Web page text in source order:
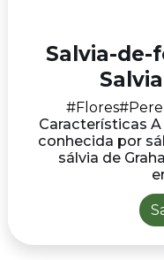
Salvia-de-
#Flores
Características
conhecida por
sálvia de